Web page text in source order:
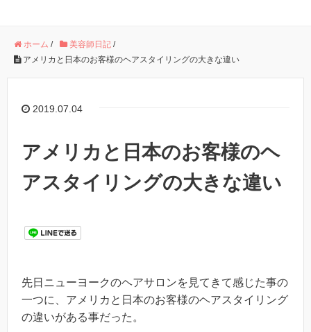
ホーム / 美容師日記 /
アメリカと日本のお客様のヘアスタイリングの大きな違い
2019.07.04
アメリカと日本のお客様のヘ
アスタイリングの大きな違い
先日ニューヨークのヘアサロンを見てきて感じた事の
一つに、アメリカと日本のお客様のヘアスタイリング
の違いがある事だった。